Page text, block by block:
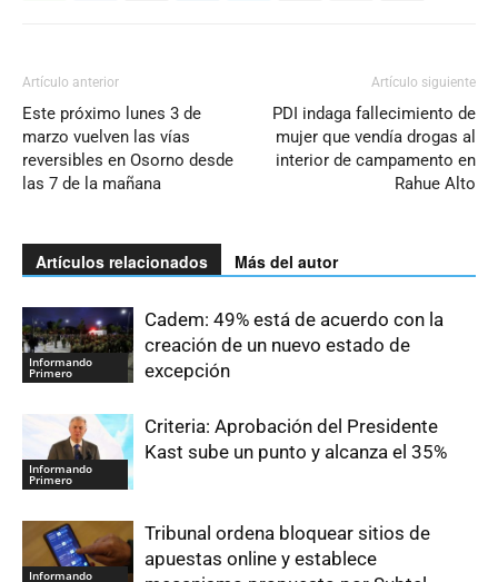
Artículo anterior
Este próximo lunes 3 de
marzo vuelven las vías
reversibles en Osorno desde
las 7 de la mañana
Artículo siguiente
PDI indaga fallecimiento de
mujer que vendía drogas al
interior de campamento en
Rahue Alto
Artículos relacionados Más del autor
Informando
Primero
Cadem: 49% está de acuerdo con la
creación de un nuevo estado de
excepción
Informando
Primero
Criteria: Aprobación del Presidente
Kast sube un punto y alcanza el 35%
Informando
Tribunal ordena bloquear sitios de
apuestas online y establece